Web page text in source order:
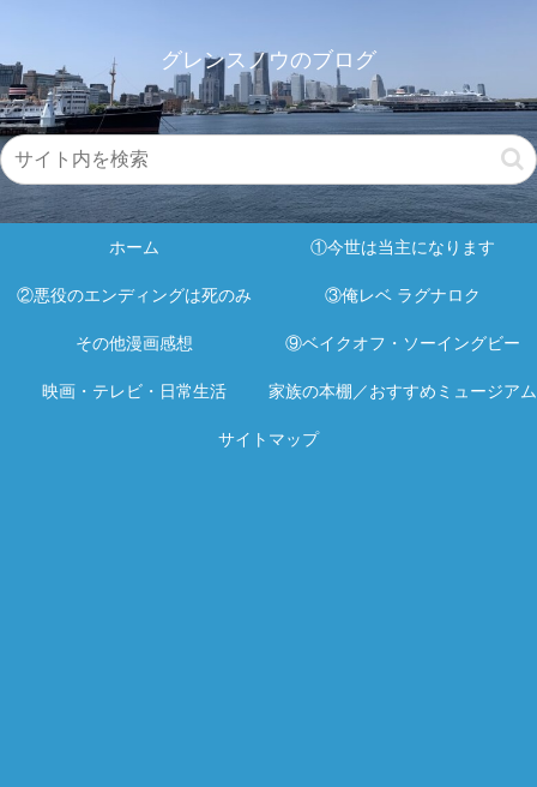
グレンスノウのブログ
ホーム ①今世は当主になります
②悪役のエンディングは死のみ ③俺レベ ラグナロク
その他漫画感想 ⑨ベイクオフ・ソーイングビー
映画・テレビ・日常生活 家族の本棚／おすすめミュージアム
サイトマップ